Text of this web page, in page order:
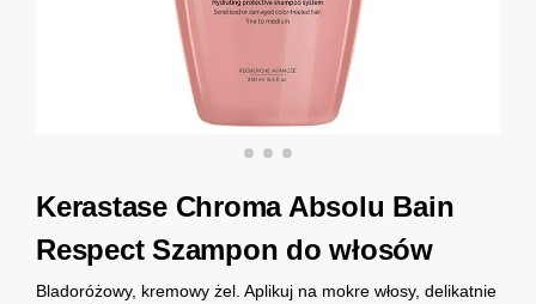
Kerastase Chroma Absolu Bain
Respect Szampon do włosów
Bladoróżowy, kremowy żel. Aplikuj na mokre włosy, delikatnie